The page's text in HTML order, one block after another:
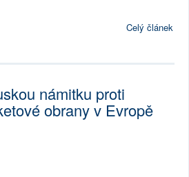
Celý článek
námitku proti
obrany v Evropě